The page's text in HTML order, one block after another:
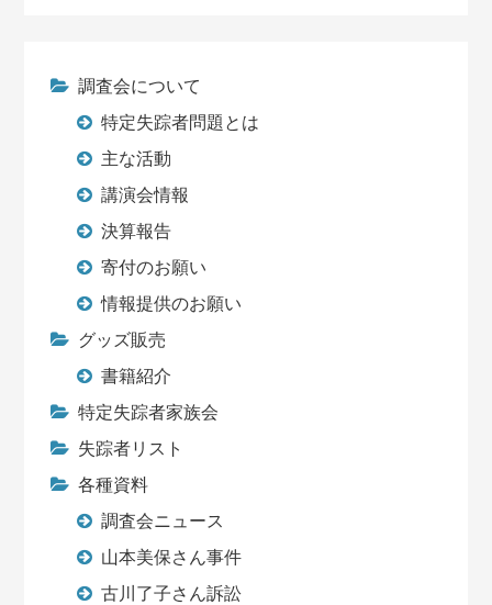
調査会について
特定失踪者問題とは
主な活動
講演会情報
決算報告
寄付のお願い
情報提供のお願い
グッズ販売
書籍紹介
特定失踪者家族会
失踪者リスト
各種資料
調査会ニュース
山本美保さん事件
古川了子さん訴訟